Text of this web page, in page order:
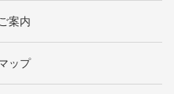
案内
ップ